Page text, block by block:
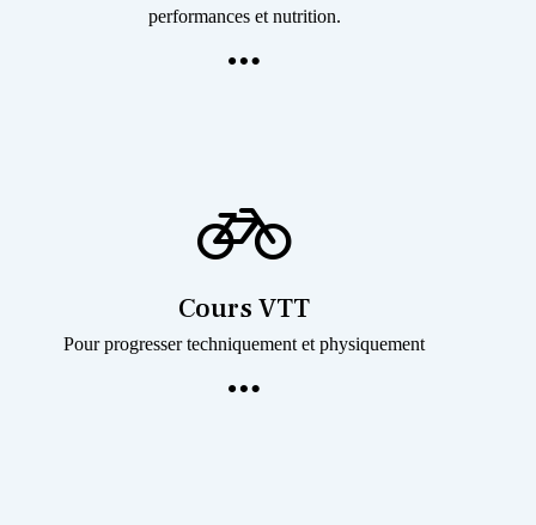
performances et nutrition.
Cours VTT
Pour progresser techniquement et physiquement